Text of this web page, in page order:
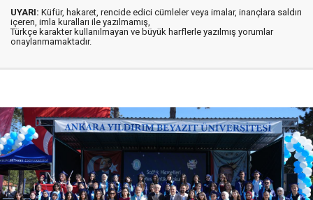
UYARI: Küfür, hakaret, rencide edici cümleler veya imalar, inançlara saldırı
içeren, imla kuralları ile yazılmamış,
Türkçe karakter kullanılmayan ve büyük harflerle yazılmış yorumlar
onaylanmamaktadır.